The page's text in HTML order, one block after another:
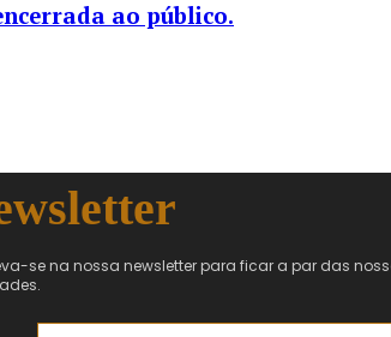
ao público.